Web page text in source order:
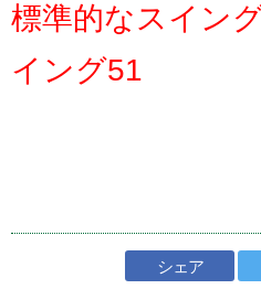
標準的なスイン
イング51
シェア